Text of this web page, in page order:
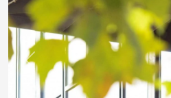
Zurück